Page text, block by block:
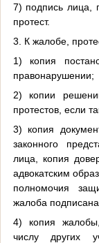
7) подпись лица,
протест.
3. К жалобе,
1) копия
правонарушении;
2) копии
протестов, если
3) копия
законного
лица, копия
адвокатским
полномочия
жалоба
4) копия жалобы,
числу других